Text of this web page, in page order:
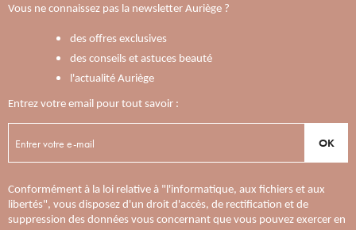
Vous ne connaissez pas la newsletter Auriège ?
des offres exclusives
des conseils et astuces beauté
l'actualité Auriège
Entrez votre email pour tout savoir :
OK
Conformément à la loi relative à "l'informatique, aux fichiers et aux
libertés", vous disposez d'un droit d'accès, de rectification et de
suppression des données vous concernant que vous pouvez exercer en